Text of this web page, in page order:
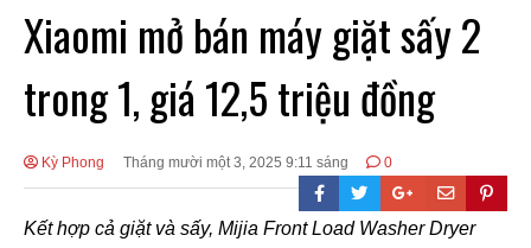
Xiaomi mở bán máy giặt sấy 2
trong 1, giá 12,5 triệu đồng
Kỳ Phong Tháng mười một 3, 2025 9:11 sáng 0
Kết hợp cả giặt và sấy, Mijia Front Load Washer Dryer